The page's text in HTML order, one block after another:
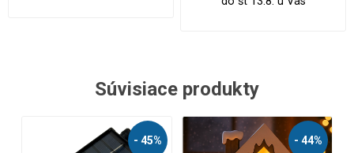
Súvisiace produkty
- 44% - 56%